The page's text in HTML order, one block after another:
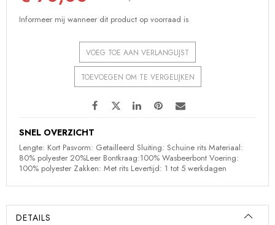
Informeer mij wanneer dit product op voorraad is
VOEG TOE AAN VERLANGLIJST
TOEVOEGEN OM TE VERGELIJKEN
SNEL OVERZICHT
Lengte: Kort Pasvorm: Getailleerd Sluiting: Schuine rits Materiaal:
80% polyester 20%Leer Bontkraag:100% Wasbeerbont Voering:
100% polyester Zakken: Met rits Levertijd: 1 tot 5 werkdagen
DETAILS